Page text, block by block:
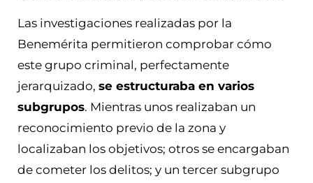
Las investigaciones realizadas por la
Benemérita permitieron comprobar cómo
este grupo criminal, perfectamente
jerarquizado, se estructuraba en varios
subgrupos. Mientras unos realizaban un
reconocimiento previo de la zona y
localizaban los objetivos; otros se encargaban
de cometer los delitos; y un tercer subgrupo